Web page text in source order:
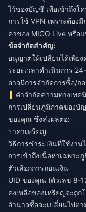
ไว้ของบัญชี เพื่อเข้าถึงโ
การใช้ VPN เพราะต้อง
ค่าของ MICO Live หรือ
ข้อจำกัดสำคัญ:
อนุญาตให้เปลี่ยนได้เพียง
ระยะเวลาดำเนินการ
อาจมีการจำกัดการซื้อ/ถ
คำจำกัดความทางเทค
การเปลี่ยนภูมิภาคของบั
ของคุณ ซึ่งส่งผลต่อ:
ราคาเหรียญ
วิธีการชำระเงินที่ใช้งาน
การเข้าถึงเนื้อหาเฉพาะ
ตัวเลือกการถอนเงิน
UID ของคุณ (ตัวเลข 8-
คงเหลือของเหรียญจะถู
อำนาจซื้อจะเปลี่ยนไปต